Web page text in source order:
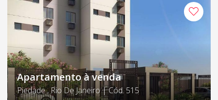
Apartamento à venda
Piedade , Rio De Janeiro | Cód. 515